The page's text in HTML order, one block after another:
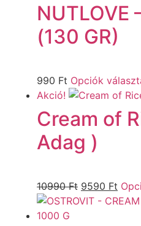
NUTLOVE
(130 GR)
990 Ft Opciók
Akció!
Cream of
Adag )
10990Ft 9590 Ft